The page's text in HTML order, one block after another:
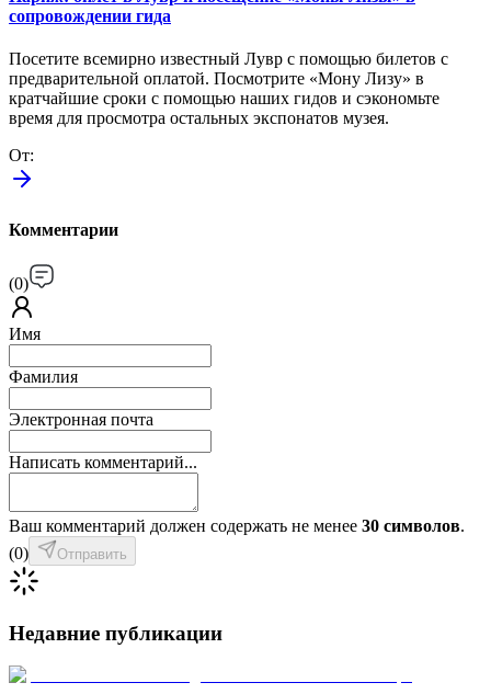
сопровождении гида
Посетите всемирно известный Лувр с помощью билетов с
предварительной оплатой. Посмотрите «Мону Лизу» в
кратчайшие сроки с помощью наших гидов и сэкономьте
время для просмотра остальных экспонатов музея.
От:
Комментарии
(0)
Имя
Фамилия
Электронная почта
Написать комментарий...
Ваш комментарий должен содержать не менее 30 символов.
(0) Отправить
Недавние публикации